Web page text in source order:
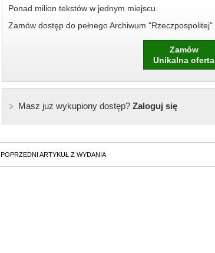
Ponad milion tekstów w jednym miejscu.
Zamów dostęp do pełnego Archiwum "Rzeczpospolitej"
Zamów
Unikalna oferta
Masz już wykupiony dostęp?Zaloguj się
POPRZEDNI ARTYKUŁ Z WYDANIA